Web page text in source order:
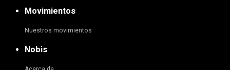
Movimientos
Nuestros movimientos
Nobis